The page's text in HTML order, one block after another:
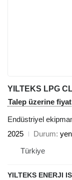
YILTEKS LPG
Talep üzerine fiyat
Endüstriyel
2025
Durum
Türkiye